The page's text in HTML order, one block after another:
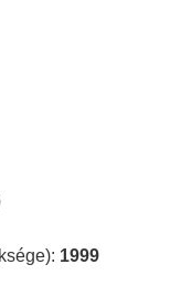
1999